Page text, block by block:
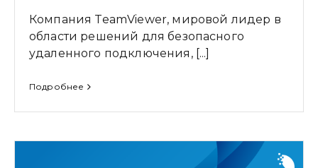
Компания TeamViewer, мировой лидер в
области решений для безопасного
удаленного подключения, [...]
Подробнее